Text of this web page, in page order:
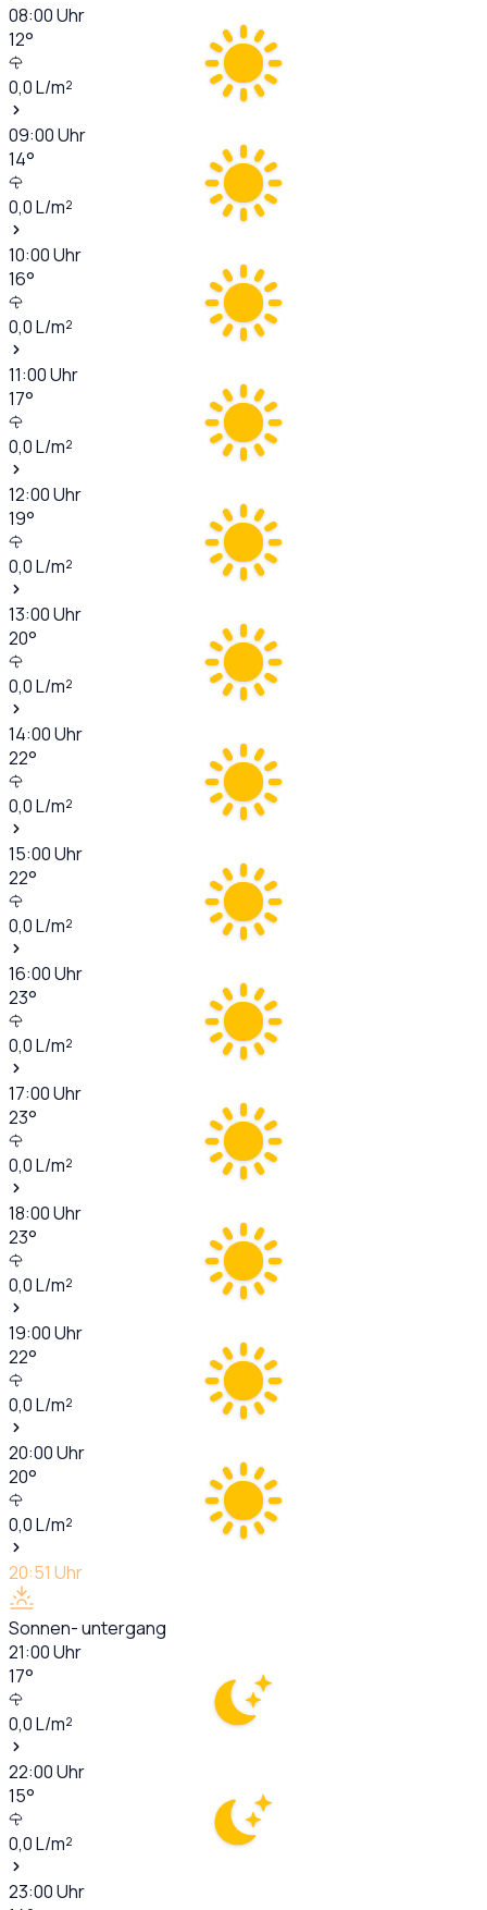
08:00Uhr
12°
0,0L/m²
09:00Uhr
14°
0,0L/m²
10:00Uhr
16°
0,0L/m²
11:00Uhr
17°
0,0L/m²
12:00Uhr
19°
0,0L/m²
13:00Uhr
20°
0,0L/m²
14:00Uhr
22°
0,0L/m²
15:00Uhr
22°
0,0L/m²
16:00Uhr
23°
0,0L/m²
17:00Uhr
23°
0,0L/m²
18:00Uhr
23°
0,0L/m²
19:00Uhr
22°
0,0L/m²
20:00Uhr
20°
0,0L/m²
20:51 Uhr
Sonnen- untergang
21:00Uhr
17°
0,0L/m²
22:00Uhr
15°
0,0L/m²
23:00Uhr